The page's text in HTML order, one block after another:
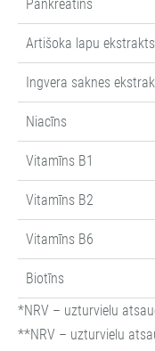
Pankreatīns
Artišoka lapu ekstrakts
Ingvera saknes
Niacīns
Vitamīns B1
Vitamīns B2
Vitamīns B6
Biotīns
*NRV – uzturvielu
**NRV – uzturvielu